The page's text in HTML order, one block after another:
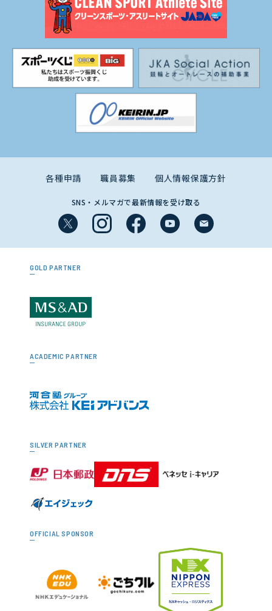
各種申請 職員募集 個人情報保護方針
SNS・メルマガで最新情報を受け取る
GOLD PARTNER
ACADEMIC PARTNER
SILVER PARTNER
OFFICIAL SPONSOR